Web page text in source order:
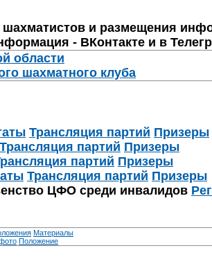
и размещения
- ВКонтакте и в
области
шахматного клуба
Трансляция партий Призеры
Трансляция партий Призеры
партий Призеры
Трансляция партий Призеры
ЦФО среди инвалидов
Материалы
Положение